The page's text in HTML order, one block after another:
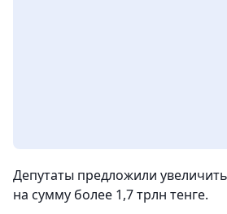
Депутаты предложили
на сумму более 1,7 трлн тенге.